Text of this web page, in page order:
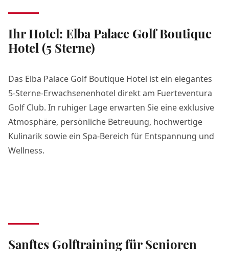
Ihr Hotel: Elba Palace Golf Boutique
Hotel (5 Sterne)
Das Elba Palace Golf Boutique Hotel ist ein elegantes
5-Sterne-Erwachsenenhotel direkt am Fuerteventura
Golf Club. In ruhiger Lage erwarten Sie eine exklusive
Atmosphäre, persönliche Betreuung, hochwertige
Kulinarik sowie ein Spa-Bereich für Entspannung und
Wellness.
Sanftes Golftraining für Senioren